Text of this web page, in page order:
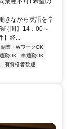
きながら英語を学
時間】14：00～
経...
副業・WワークOK
勤OK
車通勤OK
有資格者歓迎